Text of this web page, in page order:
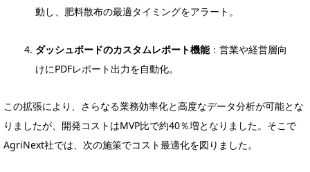
動し、肥料散布の最適タイミングをアラート。
ダッシュボードのカスタムレポート機能：営業や経営層向
けにPDFレポート出力を自動化。
この拡張により、さらなる業務効率化と高度なデータ分析が可能とな
りましたが、開発コストはMVP比で約40％増となりました。そこで
AgriNext社では、次の施策でコスト最適化を図りました。